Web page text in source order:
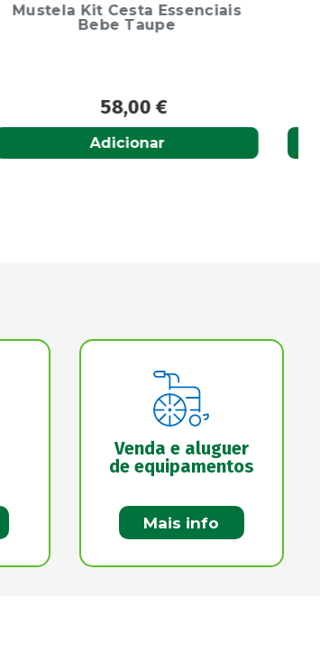
Novalac Ar Digest Leite
Lactente 400g
14,70
Adicionar
Venda e aluguer
de equipamentos
Mais info